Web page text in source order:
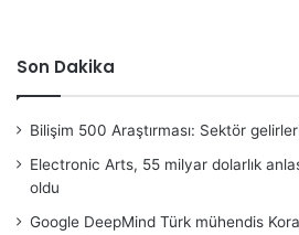
Son Dakika
Bilişim 500 Araştırması: Sektör
Electronic Arts, 55 milyar dolarlık
oldu
Google DeepMind Türk mühendis